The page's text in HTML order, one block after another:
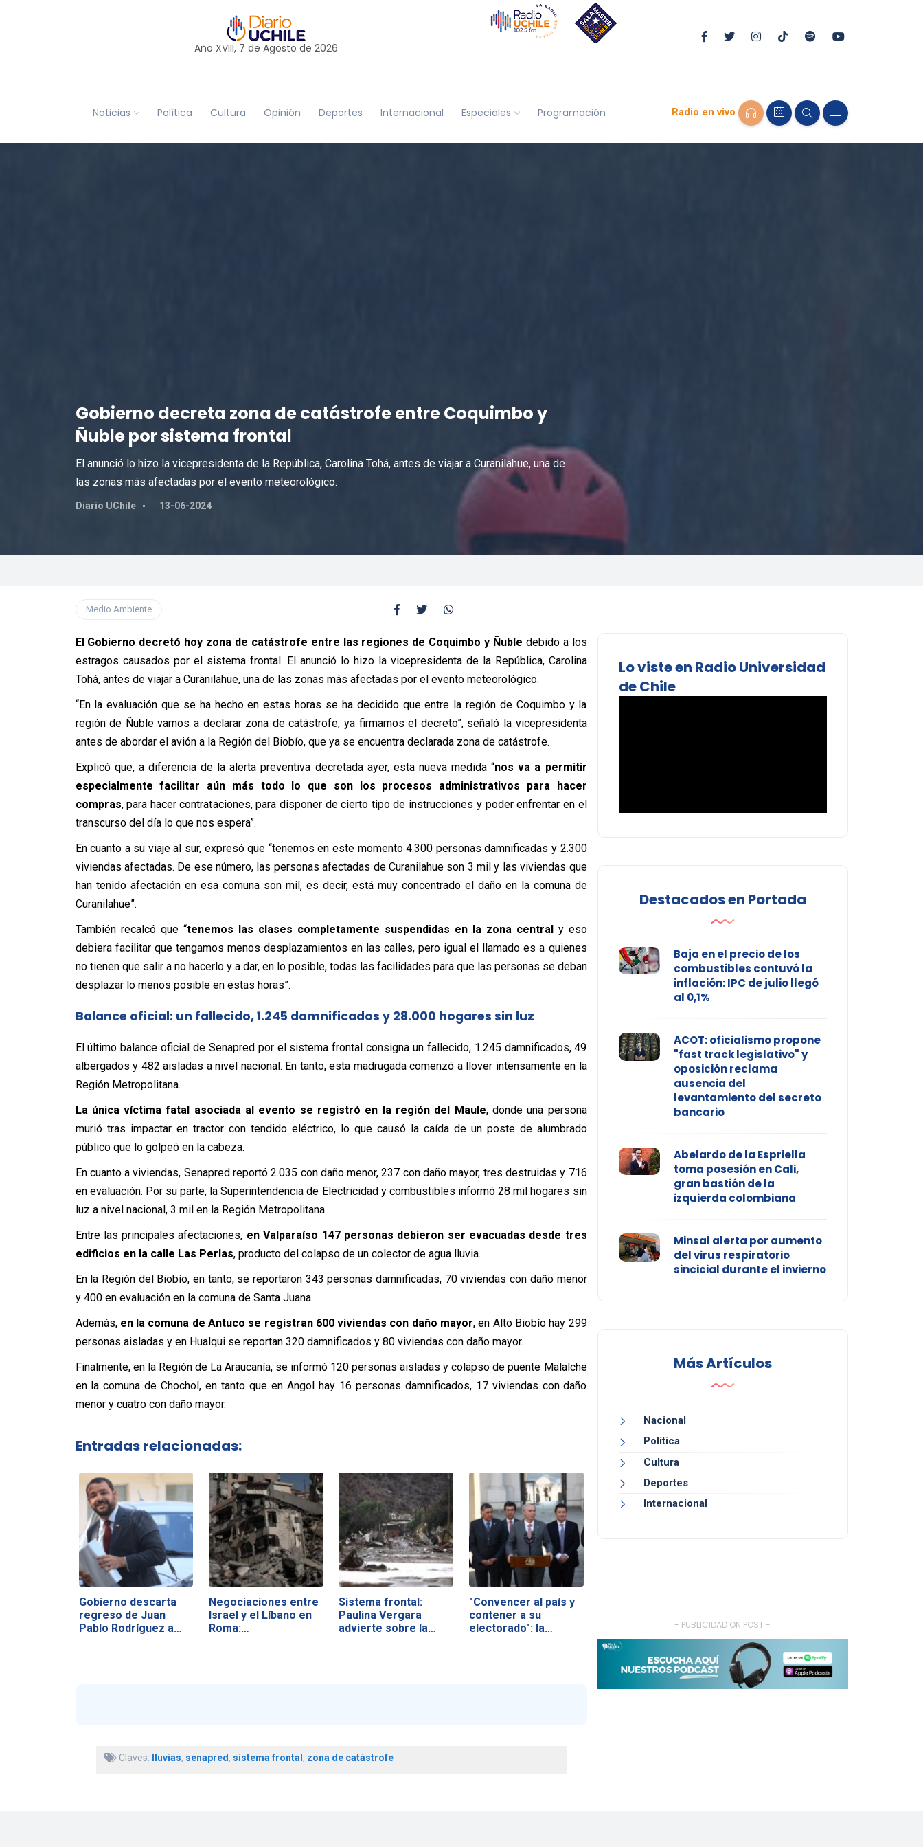
Año XVIII, 7 de Agosto de 2026
Noticias Política Cultura Opinión Deportes Internacional Especiales Programación Radio en vivo
Gobierno decreta zona de catástrofe entre Coquimbo y
Ñuble por sistema frontal
El anunció lo hizo la vicepresidenta de la República, Carolina Tohá, antes de viajar a Curanilahue, una de
las zonas más afectadas por el evento meteorológico.
Diario UChile 13-06-2024
Medio Ambiente
El Gobierno decretó hoy zona de catástrofe entre las regiones de Coquimbo y Ñuble debido a los
estragos causados por el sistema frontal. El anunció lo hizo la vicepresidenta de la República, Carolina
Tohá, antes de viajar a Curanilahue, una de las zonas más afectadas por el evento meteorológico.
“En la evaluación que se ha hecho en estas horas se ha decidido que entre la región de Coquimbo y la
región de Ñuble vamos a declarar zona de catástrofe, ya firmamos el decreto”, señaló la vicepresidenta
antes de abordar el avión a la Región del Biobío, que ya se encuentra declarada zona de catástrofe.
Explicó que, a diferencia de la alerta preventiva decretada ayer, esta nueva medida “nos va a permitir
especialmente facilitar aún más todo lo que son los procesos administrativos para hacer
compras, para hacer contrataciones, para disponer de cierto tipo de instrucciones y poder enfrentar en el
transcurso del día lo que nos espera”.
En cuanto a su viaje al sur, expresó que “tenemos en este momento 4.300 personas damnificadas y 2.300
viviendas afectadas. De ese número, las personas afectadas de Curanilahue son 3 mil y las viviendas que
han tenido afectación en esa comuna son mil, es decir, está muy concentrado el daño en la comuna de
Curanilahue”.
También recalcó que “tenemos las clases completamente suspendidas en la zona centraly eso
debiera facilitar que tengamos menos desplazamientos en las calles, pero igual el llamado es a quienes
no tienen que salir a no hacerlo y a dar, en lo posible, todas las facilidades para que las personas se deban
desplazar lo menos posible en estas horas”.
Balance oficial: un fallecido, 1.245 damnificados y 28.000 hogares sin luz
El último balance oficial de Senapred por el sistema frontal consigna un fallecido, 1.245 damnificados, 49
albergados y 482 aisladas a nivel nacional. En tanto, esta madrugada comenzó a llover intensamente en la
Región Metropolitana.
La única víctima fatal asociada al evento se registró en la región del Maule, donde una persona
murió tras impactar en tractor con tendido eléctrico, lo que causó la caída de un poste de alumbrado
público que lo golpeó en la cabeza.
En cuanto a viviendas, Senapred reportó 2.035 con daño menor, 237 con daño mayor, tres destruidas y 716
en evaluación. Por su parte, la Superintendencia de Electricidad y combustibles informó 28 mil hogares sin
luz a nivel nacional, 3 mil en la Región Metropolitana.
Entre las principales afectaciones, en Valparaíso 147 personas debieron ser evacuadas desde tres
edificios en la calle Las Perlas, producto del colapso de un colector de agua lluvia.
En la Región del Biobío, en tanto, se reportaron 343 personas damnificadas, 70 viviendas con daño menor
y 400 en evaluación en la comuna de Santa Juana.
Además, en la comuna de Antuco se registran 600 viviendas con daño mayor, en Alto Biobío hay 299
personas aisladas y en Hualqui se reportan 320 damnificados y 80 viviendas con daño mayor.
Finalmente, en la Región de La Araucanía, se informó 120 personas aisladas y colapso de puente Malalche
en la comuna de Chochol, en tanto que en Angol hay 16 personas damnificados, 17 viviendas con daño
menor y cuatro con daño mayor.
Entradas relacionadas:
Gobierno descarta
regreso de Juan
Pablo Rodríguez a
Negociaciones entre
Israel y el Líbano en
Roma:…
Sistema frontal:
Paulina Vergara
advierte sobre la…
"Convencer al país y
contener a su
electorado": la…
Claves: lluvias, senapred, sistema frontal , zona de catástrofe
Lo viste en Radio Universidad
de Chile
Destacados en Portada
Baja en el precio de los
combustibles contuvó la
inflación: IPC de julio llegó
al 0,1%
ACOT: oficialismo propone
"fast track legislativo" y
oposición reclama
ausencia del
levantamiento del secreto
bancario
Abelardo de la Espriella
toma posesión en Cali,
gran bastión de la
izquierda colombiana
Minsal alerta por aumento
del virus respiratorio
sincicial durante el invierno
Más Artículos
Nacional
Política
Cultura
Deportes
Internacional
- PUBLICIDAD ON POST -